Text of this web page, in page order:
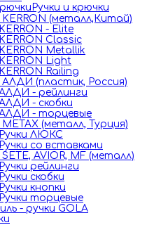
Ручки и крючки
KERRON (металл,Китай)
KERRON - Elite
KERRON Classic
KERRON Metallik
KERRON Light
KERRON Railing
АЛДИ (пластик, Россия)
- рейлинги
- скобки
- торцевые
METAX (металл, Турция)
Ручки ЛЮКС
Ручки со вставками
SETE, AVIOR, MF (металл)
Ручки рейлинги
Ручки скобки
Ручки кнопки
Ручки торцевые
- ручки GOLA